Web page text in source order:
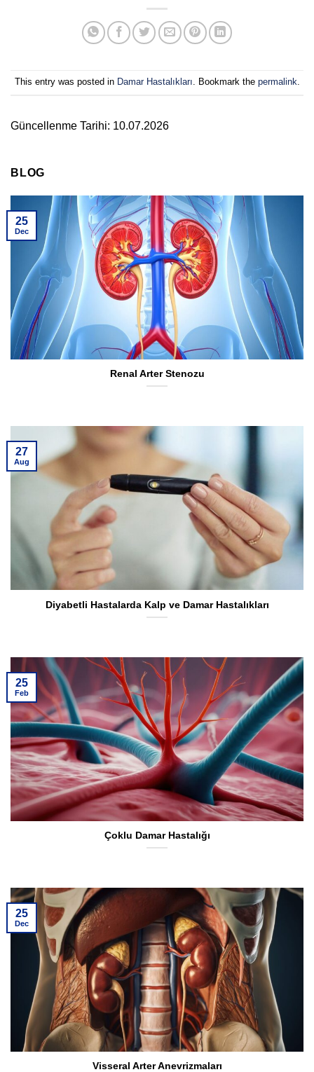
This entry was posted in Damar Hastalıkları. Bookmark the permalink.
Güncellenme Tarihi: 10.07.2026
BLOG
Renal Arter Stenozu
25
Dec
Diyabetli Hastalarda Kalp ve Damar Hastalıkları
27
Aug
Çoklu Damar Hastalığı
25
Feb
Visseral Arter Anevrizmaları
25
Dec